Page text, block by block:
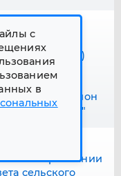
"Об
(программы)
имущества
сельсовет
район
2026 годы"
"О признании
сельского
с
в